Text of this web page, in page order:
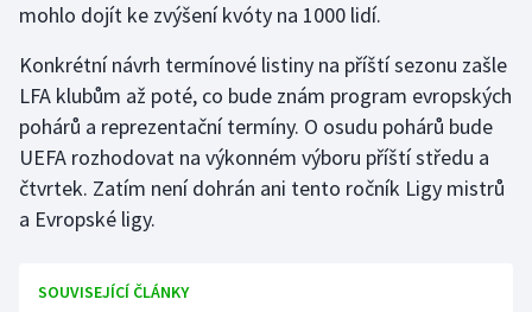
Rychlostní kanoistika
Short track
Sportovní střelba
Stolní tenis
mohlo dojít ke zvýšení kvóty na 1000 lidí.
Konkrétní návrh termínové listiny na příští sezonu zašle
LFA klubům až poté, co bude znám program evropských
pohárů a reprezentační termíny. O osudu pohárů bude
UEFA rozhodovat na výkonném výboru příští středu a
čtvrtek. Zatím není dohrán ani tento ročník Ligy mistrů
a Evropské ligy.
SOUVISEJÍCÍ ČLÁNKY